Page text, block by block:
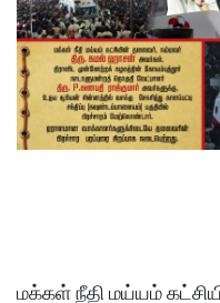
மக்கள் நீதி மய்யம்